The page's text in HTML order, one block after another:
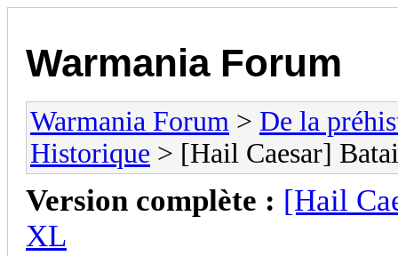
Warmania Forum
Warmania Forum > De la
Historique > [Hail Caesar]
Version complète : [Hail
XL